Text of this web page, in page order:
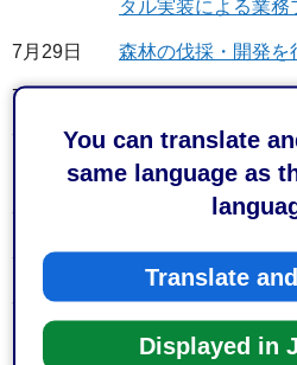
You can translate
same language as
Translate
Displayed in
タル実装による業
7月29日 森林の伐採・開発を
7月29日
7月29日
【調査協力依頼】静
課題実態調査
7月28日 特定調達契約に係る
7月28日 中小企業等デジタ
7月28日
活力導入可能性調